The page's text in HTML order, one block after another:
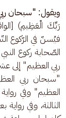
ويقول: "سبحان
فيُسنّ في الرّكوع
الصّحابة ركوع
ربي العظيم" إلى
"سبحان ربي
العظيم" وفي
الثالثة، وفي